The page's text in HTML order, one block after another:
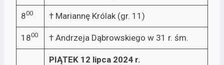
800 † Mariannę Królak (gr. 11)
1800 † Andrzeja Dąbrowskiego w 31 r. śm.
PIĄTEK 12 lipca 2024 r.